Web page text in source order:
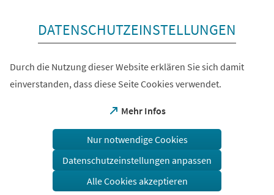
DATENSCHUTZEINSTELLUNGEN
Durch die Nutzung dieser Website erklären Sie sich damit
einverstanden, dass diese Seite Cookies verwendet.
Mehr Infos
(Öffnet
einem
Tab)
Nur notwendige Cookies
Datenschutzeinstellungen anpassen
Alle Cookies akzeptieren